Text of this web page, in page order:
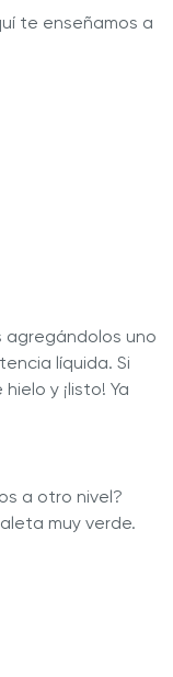
te enseñamos a
agregándolos uno
líquida. Si
y ¡listo! Ya
a otro nivel?
muy verde.